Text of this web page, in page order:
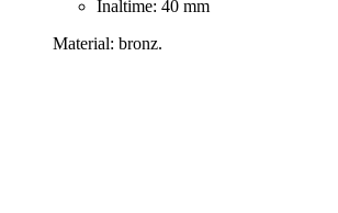
Inaltime: 40 mm
Material: bronz.